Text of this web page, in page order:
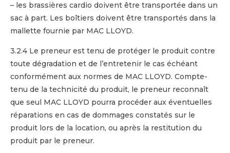
– les brassières cardio doivent être transportée dans un
sac à part. Les boîtiers doivent être transportés dans la
mallette fournie par MAC LLOYD.
3.2.4 Le preneur est tenu de protéger le produit contre
toute dégradation et de l’entretenir le cas échéant
conformément aux normes de MAC LLOYD. Compte-
tenu de la technicité du produit, le preneur reconnaît
que seul MAC LLOYD pourra procéder aux éventuelles
réparations en cas de dommages constatés sur le
produit lors de la location, ou après la restitution du
produit par le preneur.